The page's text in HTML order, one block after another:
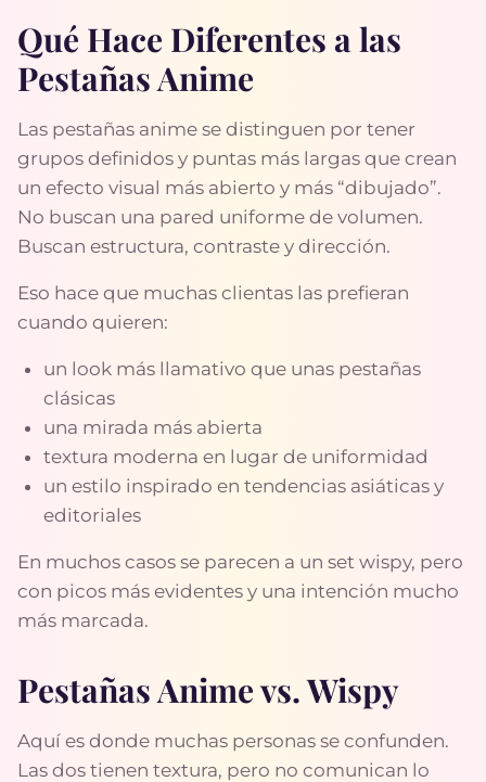
Qué Hace Diferentes a las
Pestañas Anime
Las pestañas anime se distinguen por tener
grupos definidos y puntas más largas que crean
un efecto visual más abierto y más “dibujado”.
No buscan una pared uniforme de volumen.
Buscan estructura, contraste y dirección.
Eso hace que muchas clientas las prefieran
cuando quieren:
un look más llamativo que unas pestañas
clásicas
una mirada más abierta
textura moderna en lugar de uniformidad
un estilo inspirado en tendencias asiáticas y
editoriales
En muchos casos se parecen a un set wispy, pero
con picos más evidentes y una intención mucho
más marcada.
Pestañas Anime vs. Wispy
Aquí es donde muchas personas se confunden.
Las dos tienen textura, pero no comunican lo